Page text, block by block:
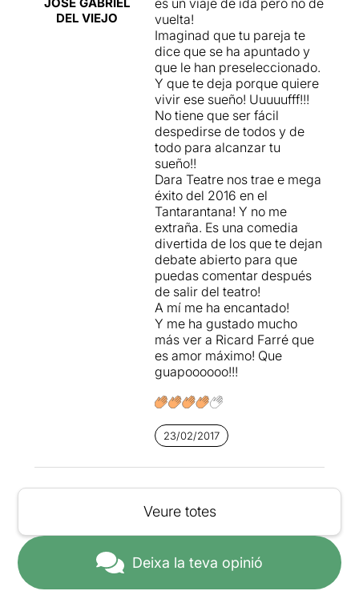
fantàstiques!!Trobo genial
l'escena on les converses
que tenen individualment
amb els mòbils queden
perfectament lligades entre
sí.
A mi m'ha agradat molt, i
per això recomano a tothom
que tingui ganes de riure i
passar-ho bé durant l’hora i
mitja que dura l’espectacle
que no es perdi aquesta
comèdia.Us puc assegurar
que sortireu del teatre amb
un somriure d’orella a
orella.
DEL VIEJO
es un viaje de ida pero no de
vuelta!
Imaginad que tu pareja te
dice que se ha apuntado y
que le han preseleccionado.
Y que te deja porque quiere
vivir ese sueño! Uuuuufff!!!
No tiene que ser fácil
despedirse de todos y de
todo para alcanzar tu
sueño!!
Dara Teatre nos trae e mega
éxito del 2016 en el
Tantarantana! Y no me
extraña. Es una comedia
divertida de los que te dejan
debate abierto para que
puedas comentar después
de salir del teatro!
A mí me ha encantado!
Y me ha gustado mucho
más ver a Ricard Farré que
es amor máximo! Que
guapoooooo!!!
23/02/2017
Veure totes
Deixa la teva opinió